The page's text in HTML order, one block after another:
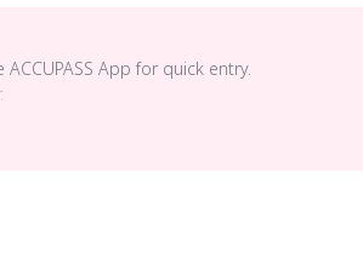
App for quick entry.